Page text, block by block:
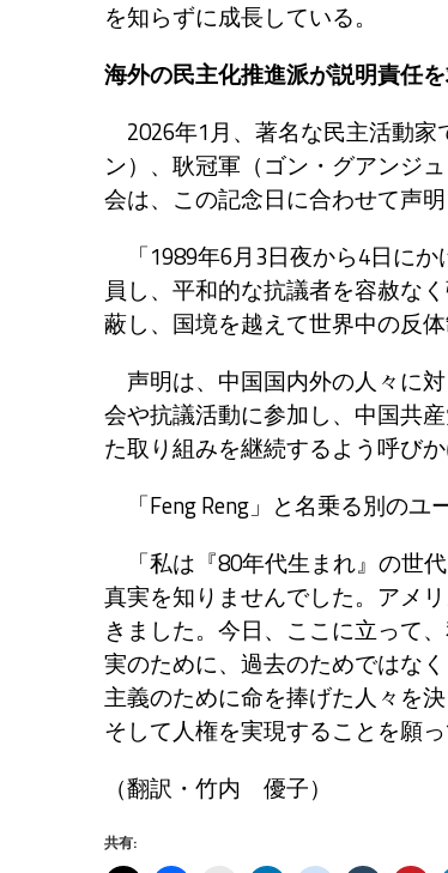
を知らずに成長している。
海外の民主化推進派が説明責任
2026年1月、著名な民主活動
ン）、耿冠軍（ゴン・グアンジ
会は、この記念日に合わせて声
「1989年6月3日夜から4日に
員し、平和的な抗議者を容赦な
蔽し、国境を越えて世界中の反
声明は、中国国内外の人々に
会や抗議活動に参加し、中国共
た取り組みを継続するよう呼びか
「Feng Reng」と名乗る別のユ
「私は『80年代生まれ』の世
真実を知りませんでした。アメ
きました。今日、ここに立って
実のために、過去のためではな
主義のために命を捧げた人々を
そして人権を実現することを願っ
（翻訳・竹内 優子）
共有: